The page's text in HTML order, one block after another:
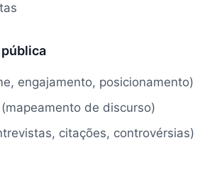
engajamento, posicionamento)
de discurso)
citações, controvérsias)